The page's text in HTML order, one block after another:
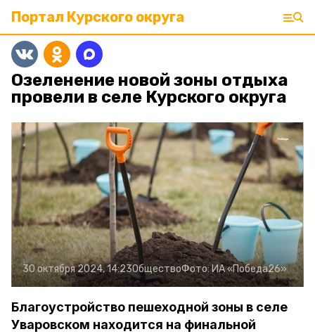
Портал Курского округа
Озеленение новой зоны отдыха
провели в селе Курского округа
30 октября 2024, 14:23ОбществоФото:ИА «Победа26»
Благоустройство пешеходной зоны в селе
Уваровском находится на финальной